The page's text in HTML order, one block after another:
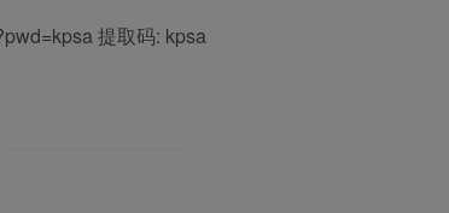
提取码: kpsa